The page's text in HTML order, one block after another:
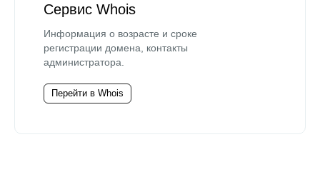
Сервис Whois
Информация о возрасте и сроке
регистрации домена, контакты
администратора.
Перейти в Whois